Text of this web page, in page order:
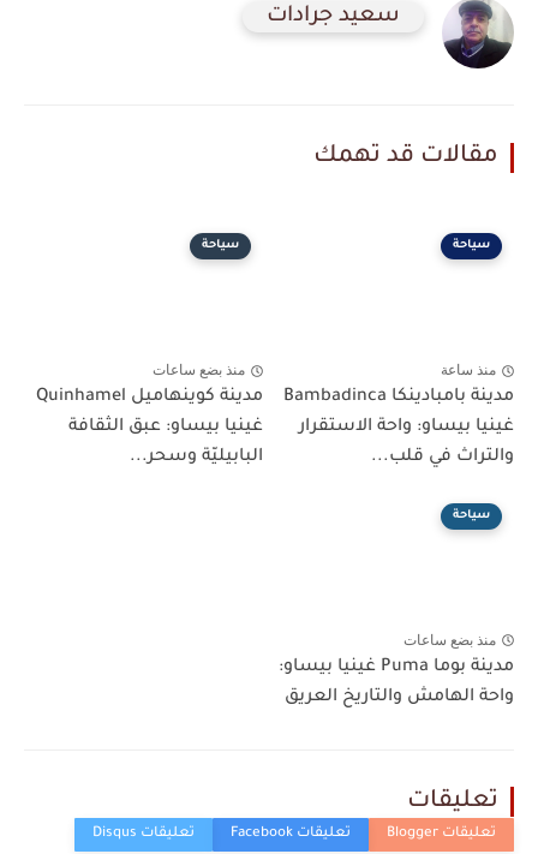
سعيد جرادات
مقالات قد تهمك
سياحة
منذ ساعة
مدينة بامبادينكا Bambadinca
غينيا بيساو: واحة الاستقرار
والتراث في قلب...
سياحة
منذ بضع ساعات
مدينة كوينهاميل Quinhamel
غينيا بيساو: عبق الثقافة
البابيليّة وسحر...
سياحة
منذ بضع ساعات
مدينة بوما Puma غينيا بيساو:
واحة الهامش والتاريخ العريق
تعليقات